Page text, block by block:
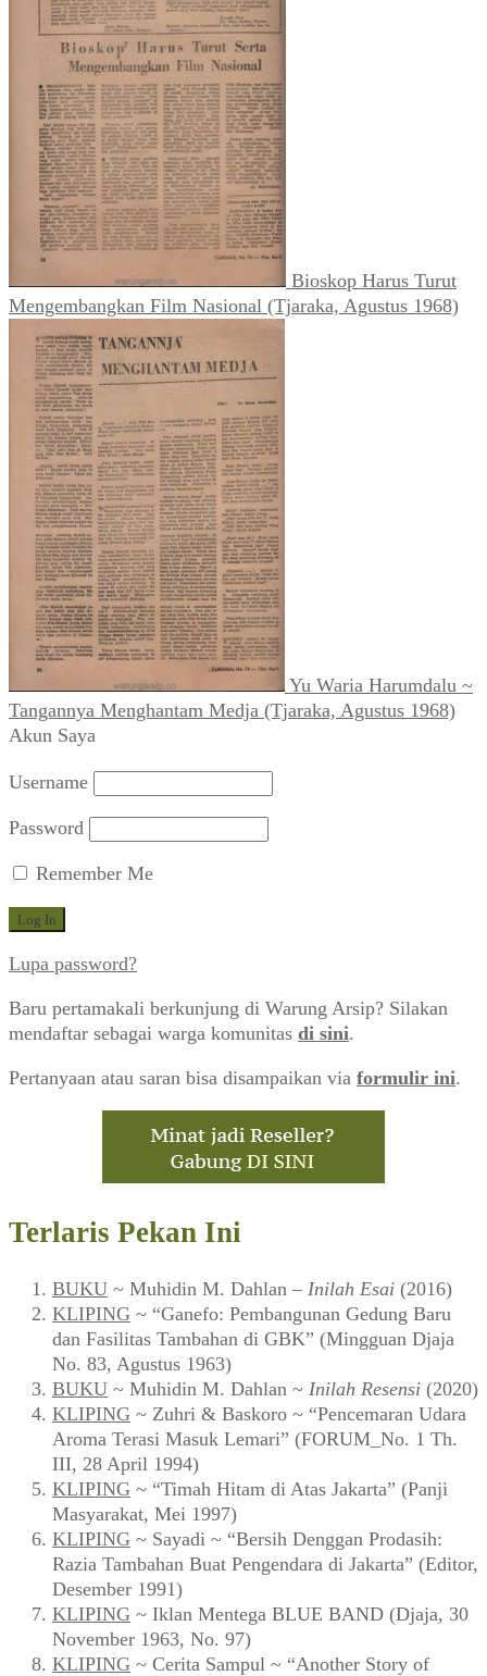
Bioskop Harus Turut
Mengembangkan Film Nasional (Tjaraka, Agustus 1968)
Yu Waria Harumdalu ~
Tangannya Menghantam Medja (Tjaraka, Agustus 1968)
Akun Saya
Username
Password
Remember Me
Lupa password?
Baru pertamakali berkunjung di Warung Arsip? Silakan
mendaftar sebagai warga komunitas di sini.
Pertanyaan atau saran bisa disampaikan via formulir ini.
Terlaris Pekan Ini
BUKU ~ Muhidin M. Dahlan – Inilah Esai (2016)
KLIPING ~ “Ganefo: Pembangunan Gedung Baru
dan Fasilitas Tambahan di GBK” (Mingguan Djaja
No. 83, Agustus 1963)
BUKU ~ Muhidin M. Dahlan ~ Inilah Resensi (2020)
KLIPING ~ Zuhri & Baskoro ~ “Pencemaran Udara
Aroma Terasi Masuk Lemari” (FORUM_No. 1 Th.
III, 28 April 1994)
KLIPING ~ “Timah Hitam di Atas Jakarta” (Panji
Masyarakat, Mei 1997)
KLIPING ~ Sayadi ~ “Bersih Denggan Prodasih:
Razia Tambahan Buat Pengendara di Jakarta” (Editor,
Desember 1991)
KLIPING ~ Iklan Mentega BLUE BAND (Djaja, 30
November 1963, No. 97)
KLIPING ~ Cerita Sampul ~ “Another Story of